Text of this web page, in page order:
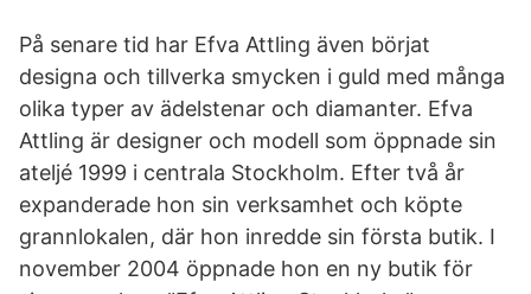
På senare tid har Efva Attling även börjat
designa och tillverka smycken i guld med många
olika typer av ädelstenar och diamanter. Efva
Attling är designer och modell som öppnade sin
ateljé 1999 i centrala Stockholm. Efter två år
expanderade hon sin verksamhet och köpte
grannlokalen, där hon inredde sin första butik. I
november 2004 öppnade hon en ny butik för